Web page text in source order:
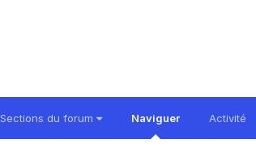
Sections du forum Naviguer Activité